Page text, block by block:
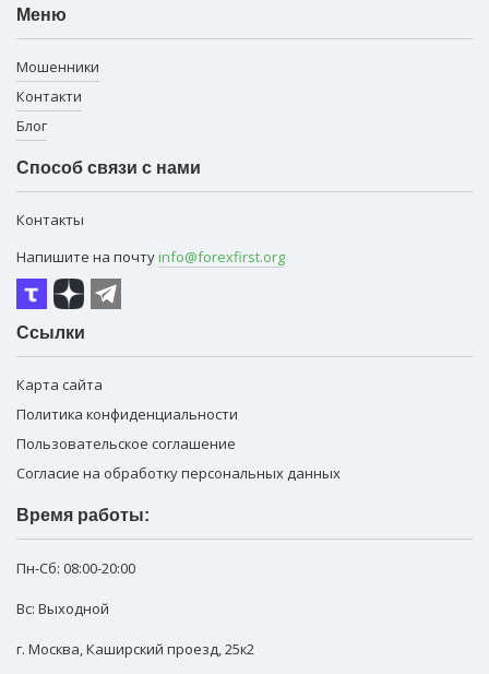
Меню
Мошенники
Контакти
Блог
Способ связи с нами
Контакты
Напишите на почту info@forexfirst.org
Ссылки
Карта сайта
Политика конфиденциальности
Пользовательское соглашение
Согласие на обработку персональных данных
Время работы:
Пн-Сб: 08:00-20:00
Вс: Выходной
г. Москва,Каширский проезд, 25к2